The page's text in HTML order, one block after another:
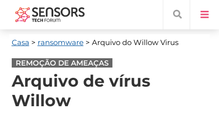
Casa > ransomware> Arquivo do Willow Virus
REMOÇÃO DE AMEAÇAS
Arquivo de vírus
Willow